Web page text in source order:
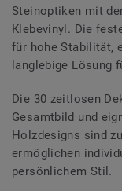
Steinoptiken mit
Klebevinyl. Die
für hohe Stabilität,
langlebige Lösung
Die 30 zeitlosen
Gesamtbild und
Holzdesigns sind
ermöglichen
persönlichem Stil.